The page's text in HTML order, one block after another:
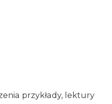
przykłady, lektury